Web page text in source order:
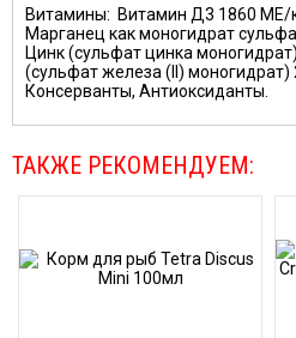
Витамины: Витамин Д3 1860 МЕ/
Марганец как моногидрат
Цинк (сульфат цинка
(сульфат железа (II) моногидрат)
Консерванты, Антиоксиданты.
ТАКЖЕ РЕКОМЕНДУЕМ: